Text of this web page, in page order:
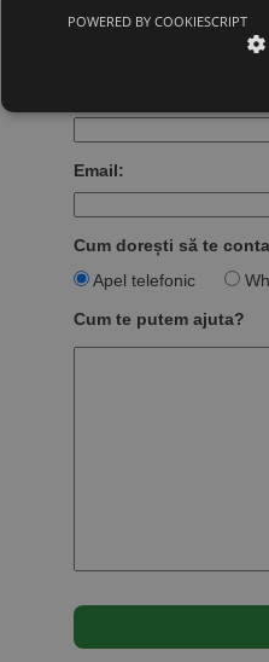
Nume:
Email:
Cum dorești să te
Apel telefonic
Cum te putem ajuta?
POWERED BY COOKIESCRIPT